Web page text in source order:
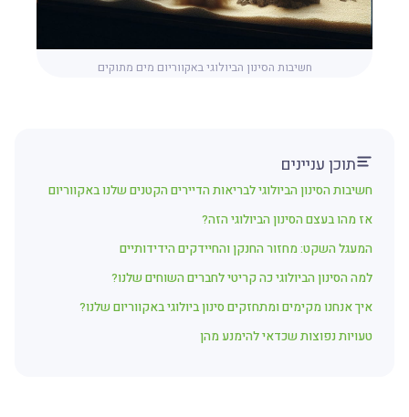
חשיבות הסינון הביולוגי באקווריום מים מתוקים
תוכן עניינים
חשיבות הסינון הביולוגי לבריאות הדיירים הקטנים שלנו באקווריום
אז מהו בעצם הסינון הביולוגי הזה?
המעגל השקט: מחזור החנקן והחיידקים הידידותיים
למה הסינון הביולוגי כה קריטי לחברים השוחים שלנו?
איך אנחנו מקימים ומתחזקים סינון ביולוגי באקווריום שלנו?
טעויות נפוצות שכדאי להימנע מהן